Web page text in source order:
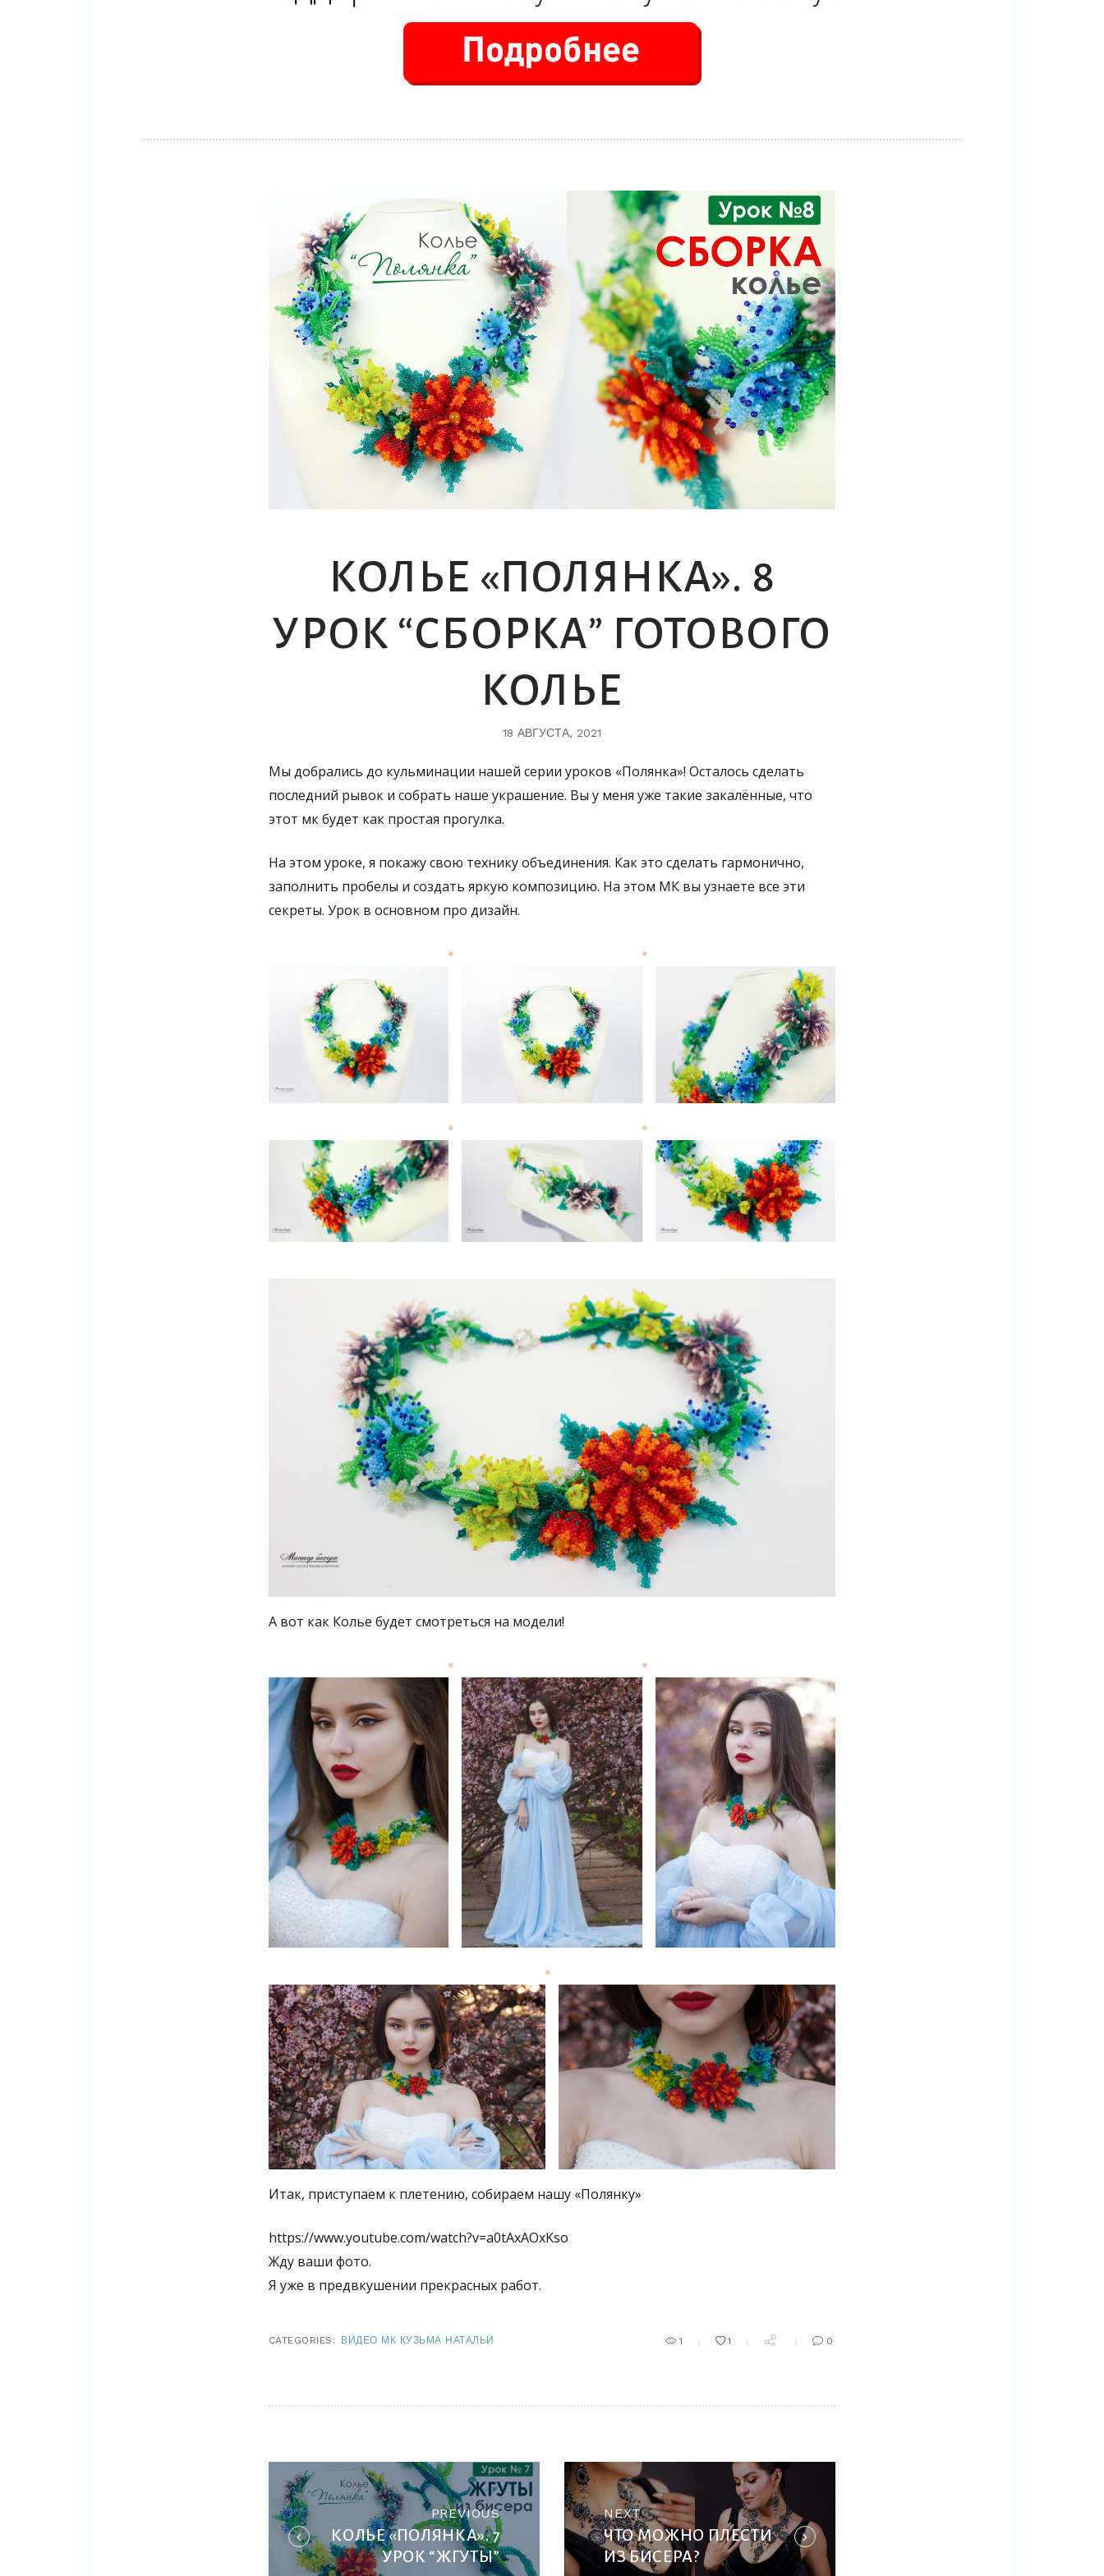
КОЛЬЕ «ПОЛЯНКА». 8
УРОК “СБОРКА” ГОТОВОГО
КОЛЬЕ
18 АВГУСТА, 2021
Мы добрались до кульминации нашей серии уроков «Полянка»! Осталось сделать
последний рывок и собрать наше украшение. Вы у меня уже такие закалённые, что
этот мк будет как простая прогулка.
На этом уроке, я покажу свою технику объединения. Как это сделать гармонично,
заполнить пробелы и создать яркую композицию. На этом МК вы узнаете все эти
секреты. Урок в основном про дизайн.
А вот как Колье будет смотреться на модели!
Итак, приступаем к плетению, собираем нашу «Полянку»
https://www.youtube.com/watch?v=a0tAxAOxKso
Жду ваши фото.
Я уже в предвкушении прекрасных работ.
CATEGORIES: ВИДЕО МК КУЗЬМА НАТАЛЬИ 1 1 0
ПО
ЗАПИСЯМPREVIOUSPrevious
post:
КОЛЬЕ «ПОЛЯНКА». 7
УРОК “ЖГУТЫ”
NEXTNext
post:
ЧТО МОЖНО ПЛЕСТИ
ИЗ БИСЕРА?